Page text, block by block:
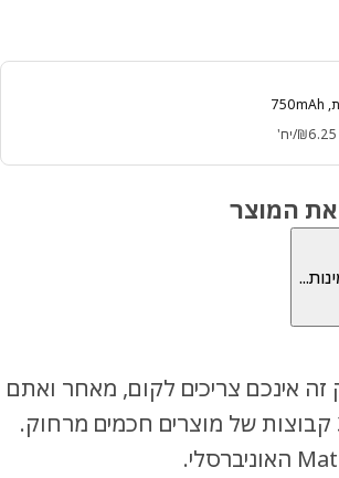
יח'
המוצר
אינכם צריכים לקום, מאחר ואתם
לשלוט ב-3 קבוצות של מוצרים חכמים מרחוק.